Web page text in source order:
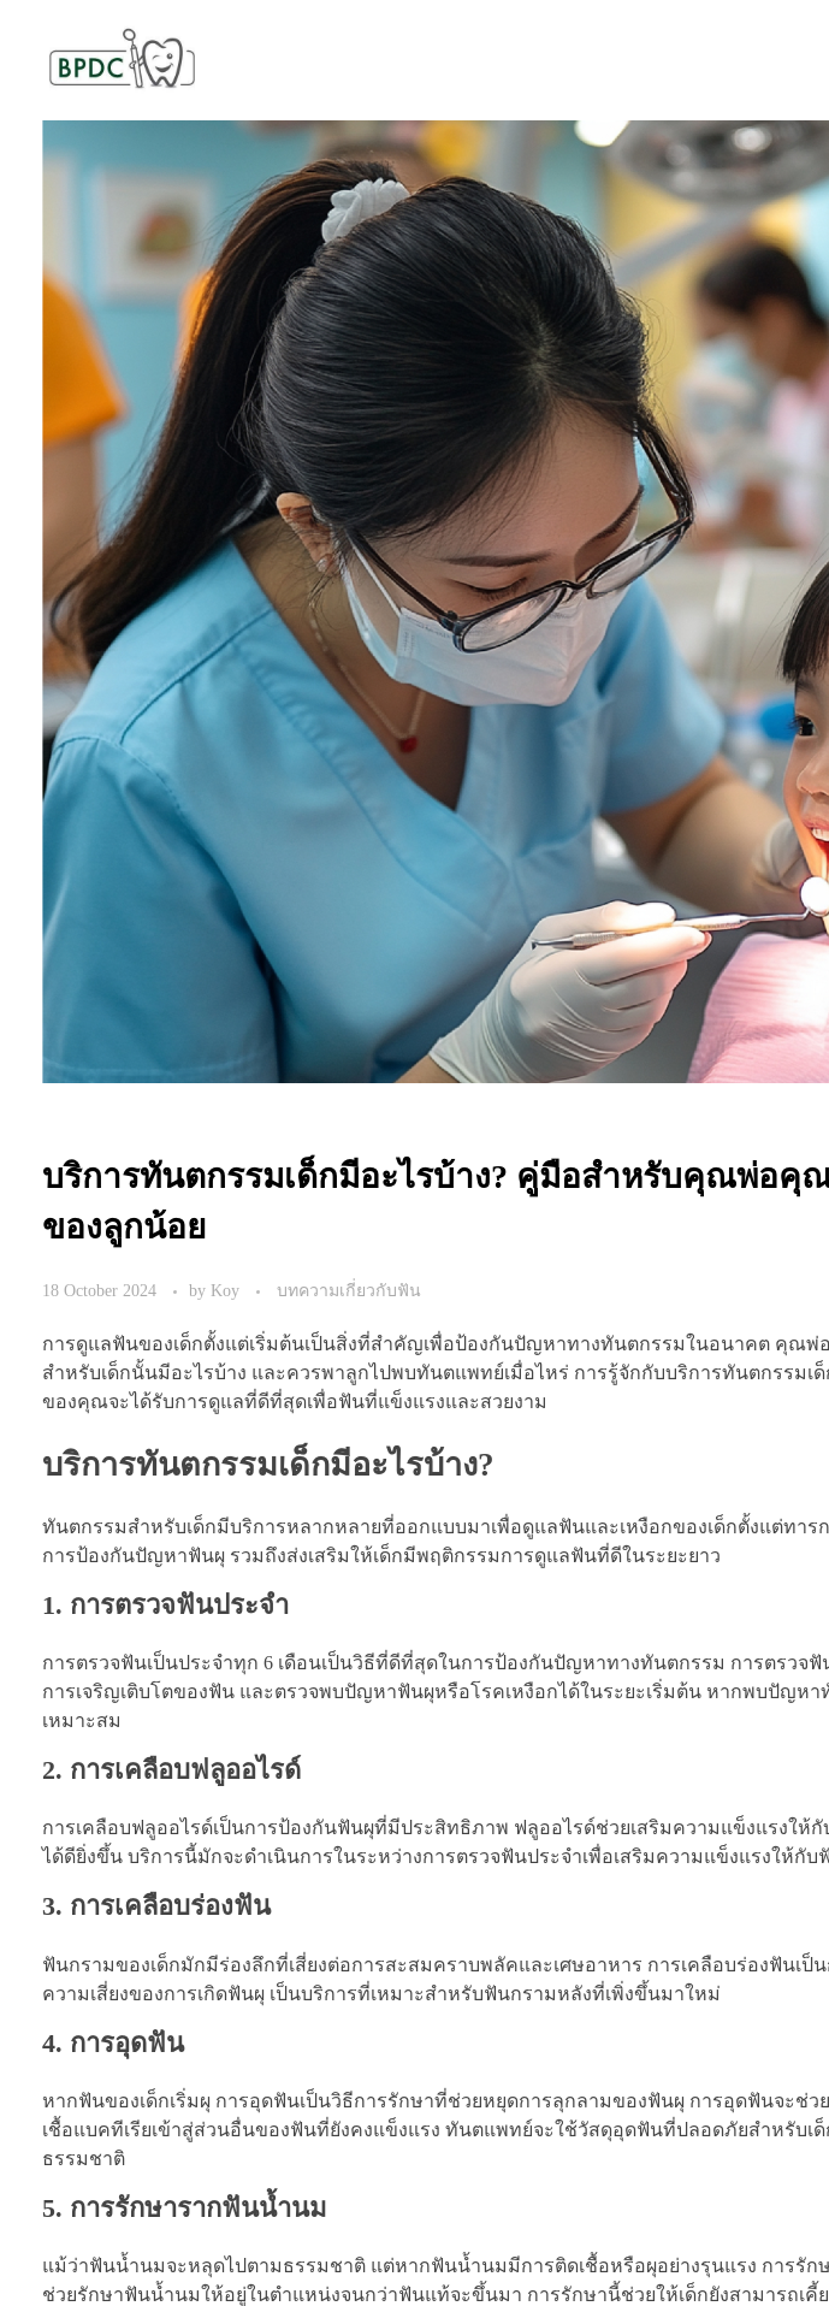
BPDC
บริการทันตกรรมเด็กมีอะไรบ้าง? คู่มือสำหรับคุณพ่อ
ของลูกน้อย
18 October 2024 by Koy บทความเกี่ยวกับฟัน
การดูแลฟันของเด็กตั้งแต่เริ่มต้นเป็นสิ่งที่สำคัญเพื่อป้องกันปัญหาทางทันตกรรมในอนาคต คุณ
สำหรับเด็กนั้นมีอะไรบ้าง และควรพาลูกไปพบทันตแพทย์เมื่อไหร่ การรู้จักกับบริการทันตกรรม
ของคุณจะได้รับการดูแลที่ดีที่สุดเพื่อฟันที่แข็งแรงและสวยงาม
บริการทันตกรรมเด็กมีอะไรบ้าง?
ทันตกรรมสำหรับเด็กมีบริการหลากหลายที่ออกแบบมาเพื่อดูแลฟันและเหงือกของเด็กตั้งแต่ทาร
การป้องกันปัญหาฟันผุ รวมถึงส่งเสริมให้เด็กมีพฤติกรรมการดูแลฟันที่ดีในระยะยาว
1. การตรวจฟันประจำ
การตรวจฟันเป็นประจำทุก 6 เดือนเป็นวิธีที่ดีที่สุดในการป้องกันปัญหาทางทันตกรรม การตรวจ
การเจริญเติบโตของฟัน และตรวจพบปัญหาฟันผุหรือโรคเหงือกได้ในระยะเริ่มต้น หากพบปัญห
เหมาะสม
2. การเคลือบฟลูออไรด์
การเคลือบฟลูออไรด์เป็นการป้องกันฟันผุที่มีประสิทธิภาพ ฟลูออไรด์ช่วยเสริมความแข็งแรงให้
ได้ดียิ่งขึ้น บริการนี้มักจะดำเนินการในระหว่างการตรวจฟันประจำเพื่อเสริมความแข็งแรงให้กับ
3. การเคลือบร่องฟัน
ฟันกรามของเด็กมักมีร่องลึกที่เสี่ยงต่อการสะสมคราบพลัคและเศษอาหาร การเคลือบร่องฟันเป็
ความเสี่ยงของการเกิดฟันผุ เป็นบริการที่เหมาะสำหรับฟันกรามหลังที่เพิ่งขึ้นมาใหม่
4. การอุดฟัน
หากฟันของเด็กเริ่มผุ การอุดฟันเป็นวิธีการรักษาที่ช่วยหยุดการลุกลามของฟันผุ การอุดฟันจะช่
เชื้อแบคทีเรียเข้าสู่ส่วนอื่นของฟันที่ยังคงแข็งแรง ทันตแพทย์จะใช้วัสดุอุดฟันที่ปลอดภัยสำหรับเ
ธรรมชาติ
5. การรักษารากฟันน้ำนม
แม้ว่าฟันน้ำนมจะหลุดไปตามธรรมชาติ แต่หากฟันน้ำนมมีการติดเชื้อหรือผุอย่างรุนแรง การรัก
ช่วยรักษาฟันน้ำนมให้อยู่ในตำแหน่งจนกว่าฟันแท้จะขึ้นมา การรักษานี้ช่วยให้เด็กยังสามารถเคี้